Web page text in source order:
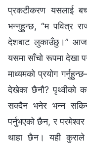
प्रकटीकरण यसलाई
भन्‍नुहुन्छ, “म पवित्र
देशबाट लुकाउँछु।”
यसमा साँचो रूपमा देखा
माध्यमको प्रयोग
देखेका छैनौ? पृथ्वीको
सक्दैन भनेर भन्‍न
पर्नुभएको छैन, र
थाहा छैन। यही कुराले